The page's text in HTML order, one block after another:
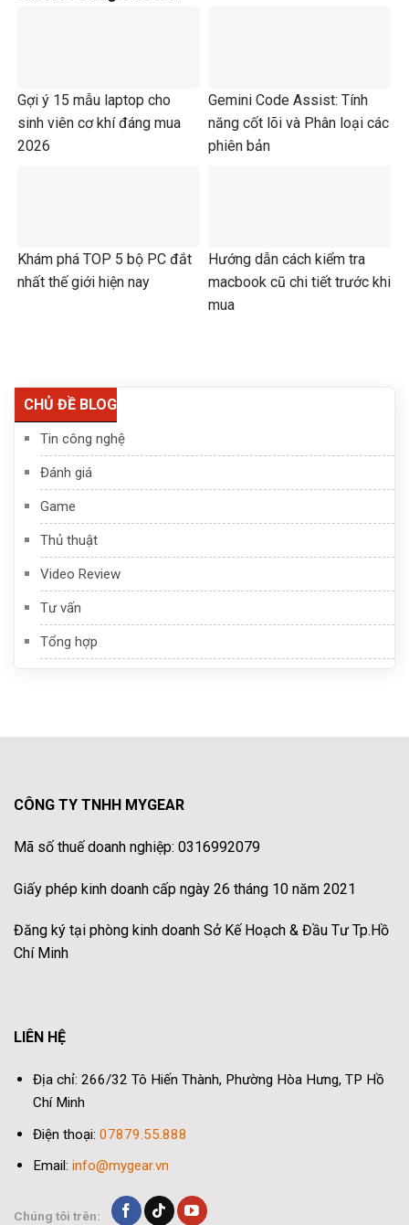
CHỦ ĐỀ BLOG
Tin công nghệ
Đánh giá
Game
Thủ thuật
Video Review
Tư vấn
Tổng hợp
Gợi ý 15 mẫu laptop cho
sinh viên cơ khí đáng mua
2026
Gemini Code Assist: Tính
năng cốt lõi và Phân loại các
phiên bản
Khám phá TOP 5 bộ PC đắt
nhất thế giới hiện nay
Hướng dẫn cách kiểm tra
macbook cũ chi tiết trước khi
mua
CÔNG TY TNHH MYGEAR
Mã số thuế doanh nghiệp: 0316992079
Giấy phép kinh doanh cấp ngày 26 tháng 10 năm 2021
Đăng ký tại phòng kinh doanh Sở Kế Hoạch & Đầu Tư Tp.Hồ
Chí Minh
LIÊN HỆ
Địa chỉ: 266/32 Tô Hiến Thành, Phường Hòa Hưng, TP Hồ
Chí Minh
Điện thoại: 07879.55.888
Email: info@mygear.vn
Chúng tôi trên: